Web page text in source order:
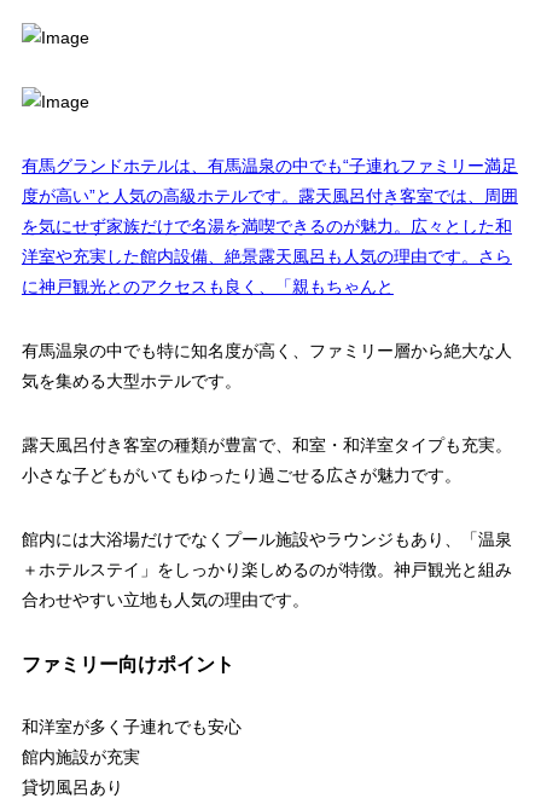
有馬グランドホテルは、有馬温泉の中でも“子連れファミリー満足
度が高い”と人気の高級ホテルです。露天風呂付き客室では、周囲
を気にせず家族だけで名湯を満喫できるのが魅力。広々とした和
洋室や充実した館内設備、絶景露天風呂も人気の理由です。さら
に神戸観光とのアクセスも良く、「親もちゃんと
有馬温泉の中でも特に知名度が高く、ファミリー層から絶大な人
気を集める大型ホテルです。
露天風呂付き客室の種類が豊富で、和室・和洋室タイプも充実。
小さな子どもがいてもゆったり過ごせる広さが魅力です。
館内には大浴場だけでなくプール施設やラウンジもあり、「温泉
＋ホテルステイ」をしっかり楽しめるのが特徴。神戸観光と組み
合わせやすい立地も人気の理由です。
ファミリー向けポイント
和洋室が多く子連れでも安心
館内施設が充実
貸切風呂あり